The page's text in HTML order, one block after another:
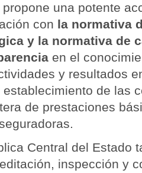
una potente
con la normativa
y la normativa de
en el
y resultados
de las
de prestaciones
Central del Estado
inspección y